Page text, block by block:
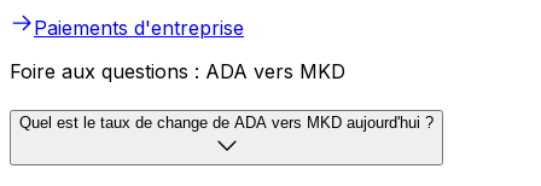
Paiements d'entreprise
Foire aux questions : ADA vers MKD
Quel est le taux de change de ADA vers MKD aujourd'hui ?